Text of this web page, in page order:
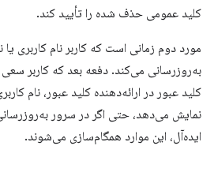
کلید عمومی حذف شده را تأیید کند.
مورد دوم زمانی است که کاربر نام کاربری
به‌روزرسانی می‌کند. دفعه بعد که کاربر
کلید عبور در ارائه‌دهنده کلید عبور، نام
نمایش می‌دهد، حتی اگر در سرور
ایده‌آل، این موارد همگام‌سازی می‌شوند.